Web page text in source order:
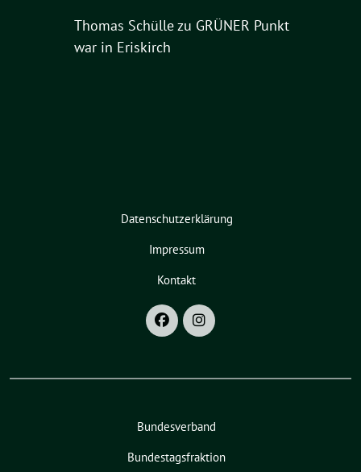
Thomas Schüllezu GRÜNER Punkt
war in Eriskirch
Datenschutzerklärung
Impressum
Kontakt
Bundesverband
Bundestagsfraktion